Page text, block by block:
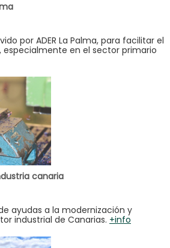
por ADER La Palma, para facilitar el
en el sector primario
canaria
ayudas a la modernización y
industrial de Canarias. +info